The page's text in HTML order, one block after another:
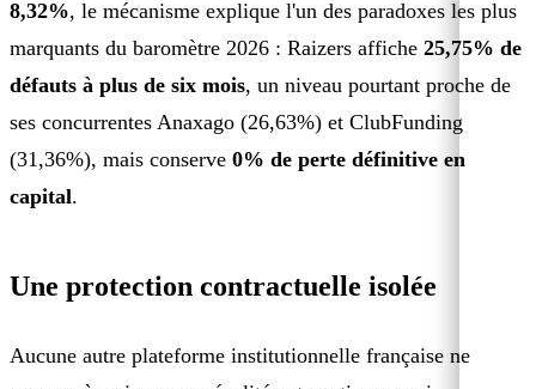
8,32%, le mécanisme explique l'un des paradoxes les plus
marquants du baromètre 2026 : Raizers affiche 25,75% de
défauts à plus de six mois, un niveau pourtant proche de
ses concurrentes Anaxago (26,63%) et ClubFunding
(31,36%), mais conserve 0% de perte définitive en
capital.
Une protection contractuelle isolée
Aucune autre plateforme institutionnelle française ne